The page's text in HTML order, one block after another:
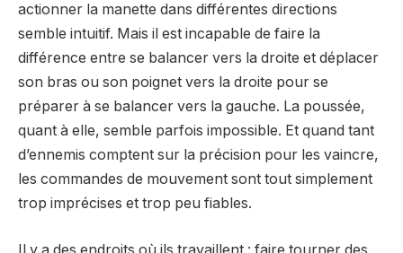
actionner la manette dans différentes directions
semble intuitif. Mais il est incapable de faire la
différence entre se balancer vers la droite et déplacer
son bras ou son poignet vers la droite pour se
préparer à se balancer vers la gauche. La poussée,
quant à elle, semble parfois impossible. Et quand tant
d’ennemis comptent sur la précision pour les vaincre,
les commandes de mouvement sont tout simplement
trop imprécises et trop peu fiables.
Il y a des endroits où ils travaillent : faire tourner des